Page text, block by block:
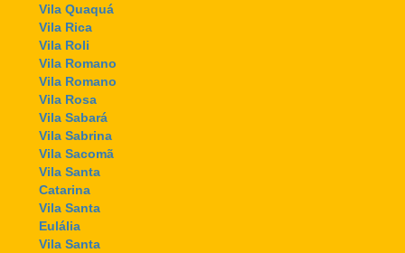
Vila Quaquá
Vila Rica
Vila Roli
Vila Romano
Vila Romano
Vila Rosa
Vila Sabará
Vila Sabrina
Vila Sacomã
Vila Santa
Catarina
Vila Santa
Eulália
Vila Santa